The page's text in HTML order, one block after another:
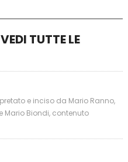
TUTTE LE
e inciso da Mario Ranno,
Biondi, contenuto